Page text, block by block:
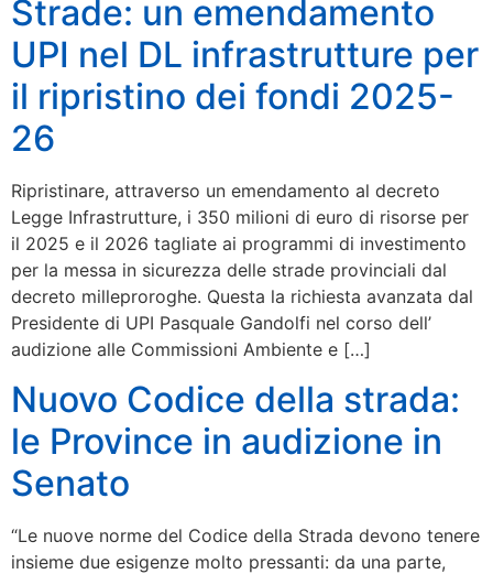
Strade: un emendamento
UPI nel DL infrastrutture per
il ripristino dei fondi 2025-
26
Ripristinare, attraverso un emendamento al decreto
Legge Infrastrutture, i 350 milioni di euro di risorse per
il 2025 e il 2026 tagliate ai programmi di investimento
per la messa in sicurezza delle strade provinciali dal
decreto milleproroghe. Questa la richiesta avanzata dal
Presidente di UPI Pasquale Gandolfi nel corso dell’
audizione alle Commissioni Ambiente e […]
Nuovo Codice della strada:
le Province in audizione in
Senato
“Le nuove norme del Codice della Strada devono tenere
insieme due esigenze molto pressanti: da una parte,